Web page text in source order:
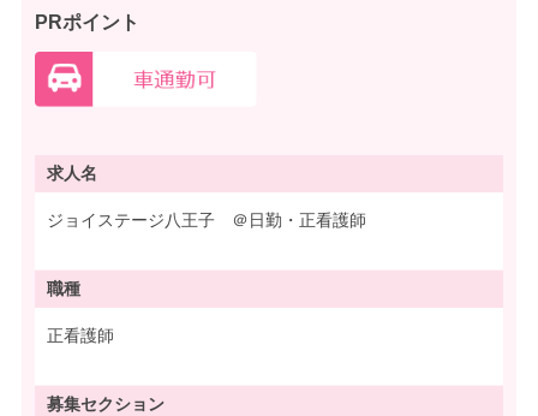
PRポイント
求人名
ジョイステージ八王子 ＠日勤・正看護師
職種
正看護師
募集セクション